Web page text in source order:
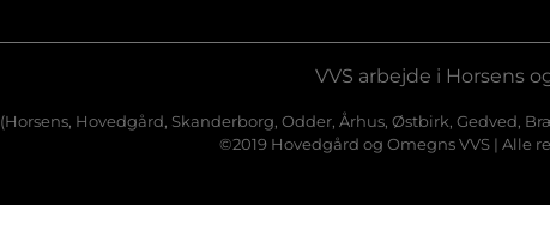
VVS arbejde i Horsens
(Horsens, Hovedgård, Skanderborg, Odder, Århus, Østbirk, Gedved,
©2019 Hovedgård og Omegns VVS | Alle